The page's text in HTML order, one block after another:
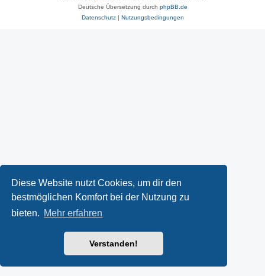
Diese Website nutzt Cookies, um dir den
bestmöglichen Komfort bei der Nutzung zu
bieten. Mehr erfahren
Verstanden!
Deutsche Übersetzung durch phpBB.de
Datenschutz| Nutzungsbedingungen